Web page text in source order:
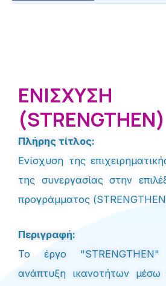
ΕΝΙΣΧΥΣΗ
(STRENGTHEN)
Πλήρης τίτλος:
Ενίσχυση της
της συνεργασίας στην
προγράμματος
Περιγραφή:
Το έργο
ανάπτυξη ικανοτήτων